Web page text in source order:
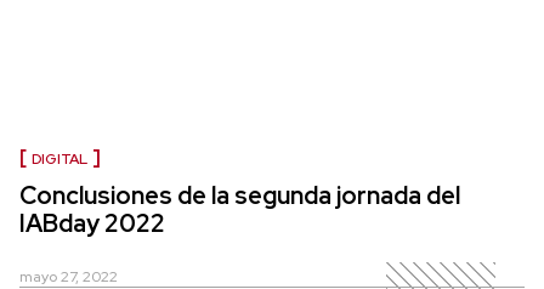
DIGITAL
Conclusiones de la segunda jornada del
IABday 2022
mayo 27, 2022